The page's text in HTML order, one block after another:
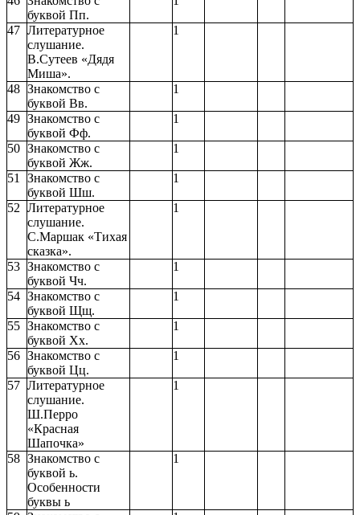
буквой Пп.
47 Литературное
слушание.
В.Сутеев «Дядя
Миша».
1
48 Знакомство с
буквой Вв.
1
49 Знакомство с
буквой Фф.
1
50 Знакомство с
буквой Жж.
1
51
Знакомство с
буквой Шш.
1
52 Литературное
слушание.
С.Маршак «Тихая
сказка».
1
53 Знакомство с
буквой Чч.
1
54 Знакомство с
буквой Щщ.
1
55 Знакомство с
буквой Хх.
1
56 Знакомство с
буквой Цц.
1
57 Литературное
слушание.
Ш.Перро
«Красная
Шапочка»
1
58 Знакомство с
буквой ь.
Особенности
буквы ь
1